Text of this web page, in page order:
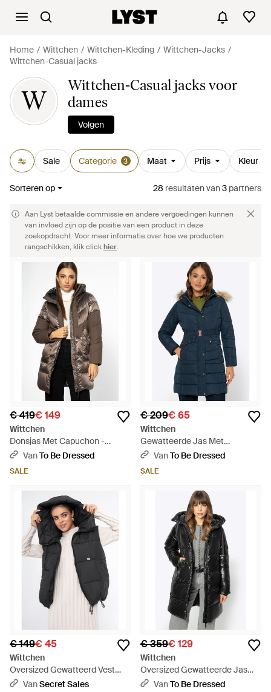
Home Wittchen Wittchen-Kleding
Wittchen-Jacks
Wittchen-Casual jacks
W
Wittchen-Casual jacks voor
dames
Volgen
Sale Categorie 3 Maat Prijs Kleur
Sorteren op 28 resultatenvan3 partners
Aan Lyst betaalde commissie en andere vergoedingen kunnen
van invloed zijn op de positie van een product in deze
zoekopdracht. Voor meer informatie over hoe we producten
rangschikken, klik clickhier.
€ 419€ 149
Wittchen
Donsjas Met Capuchon -
Naturel
VanTo Be Dressed
SALE
€ 209€ 65
Wittchen
Gewatteerde Jas Met
Capuchon, Marineblauw
VanTo Be Dressed
SALE
€ 149€ 45
Wittchen
Oversized Gewatteerd Vest
Polyester - Zwart
VanSecret Sales
€ 359€ 129
Wittchen
Oversized Gewatteerde Jas
Nylon - Zwart
VanTo Be Dressed